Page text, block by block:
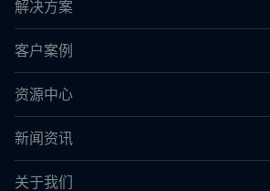
解决方案
客户案例
资源中心
新闻资讯
关于我们